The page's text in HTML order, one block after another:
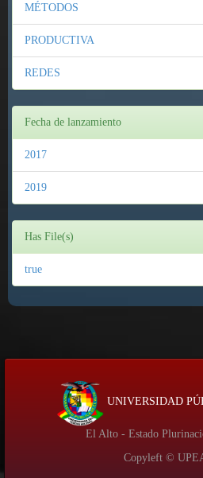
MÉTODOS
PRODUCTIVA
REDES
Fecha de lanzamiento
2017
2019
Has File(s)
true
UNIVERSIDAD
El Alto - Estado
Copyleft ©